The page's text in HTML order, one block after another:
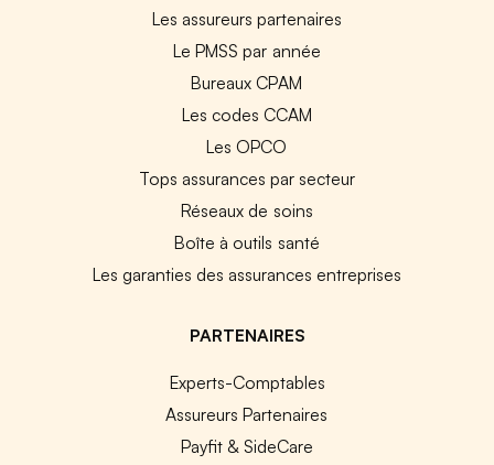
Les assureurs partenaires
Le PMSS par année
Bureaux CPAM
Les codes CCAM
Les OPCO
Tops assurances par secteur
Réseaux de soins
Boîte à outils santé
Les garanties des assurances entreprises
PARTENAIRES
Experts-Comptables
Assureurs Partenaires
Payfit & SideCare